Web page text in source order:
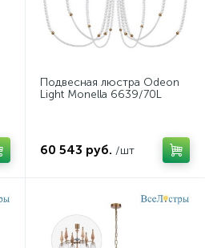
Подвесная люстра Odeon
Light Monella 6639/70L
60 543 руб. /шт